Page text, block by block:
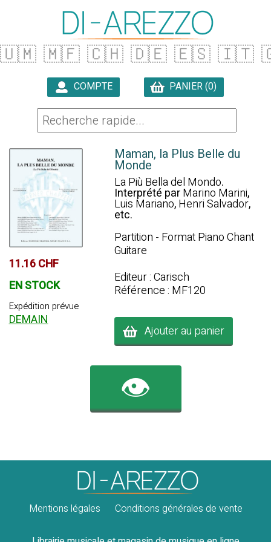
🇺🇲 🇲🇫 🇨🇭 🇩🇪 🇪🇸 🇮🇹
COMPTE PANIER (0)
11.16 CHF
EN STOCK
Expédition prévue
DEMAIN
Maman, la Plus Belle du
Monde
La Più Bella del Mondo.
Interprété parMarino Marini,
Luis Mariano,Henri Salvador,
etc.
Partition - Format Piano Chant
Guitare
Editeur : Carisch
Référence : MF120
Ajouter au panier
👁️
Mentions légales Conditions générales de vente